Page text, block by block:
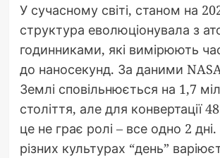
У сучасному світі, станом на
структура еволюціонувала з
годинниками, які вимірюють
до наносекунд. За даними
Землі сповільнюється на 1,7
століття, але для конвертації
це не грає ролі – все одно 2
різних культурах “день”